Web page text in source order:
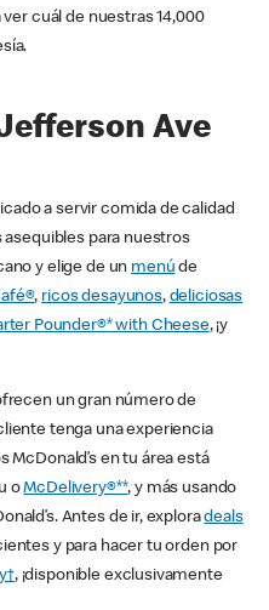
cuál de nuestras 14,000
Ave
a servir comida de calidad
asequibles para nuestros
y elige de un menú de
, ricos desayunos, deliciosas
Pounder®* with Cheese, ¡y
un gran número de
tenga una experiencia
McDonald’s en tu área está
oMcDelivery®**, y más usando
Antes de ir, exploradeals
y para hacer tu orden por
, ¡disponible exclusivamente